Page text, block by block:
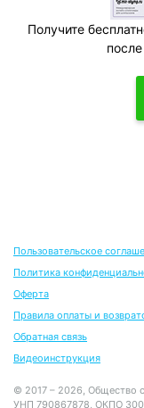
Получите
Пользовательское
Политика
Оферта
Правила оплаты и
Обратная связь
Видеоинструкция
© 2017 – 2026, Общество
УНП 790867878, ОКПО